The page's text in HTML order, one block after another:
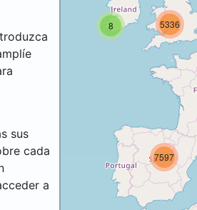
sus
cada
a
8
7597
5336